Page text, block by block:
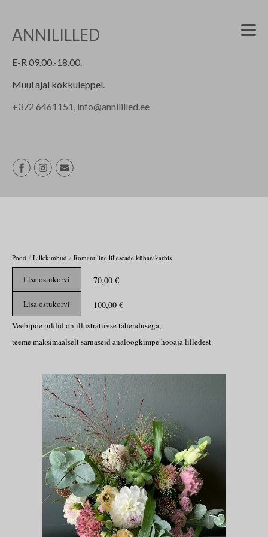
ANNILILLED
E-R 09.00.-18.00.
Muul ajal kokkuleppel.
+372 6461151, info@annililled.ee
Pood / Lillekimbud / Romantiline lilleseade kübarakarbis
Lisa ostukorvi 70,00 €
Lisa ostukorvi 100,00 €
Veebipoe pildid on illustratiivse tähendusega,
teeme maksimaalselt sarnaseid analoogkimpe hooaja lilledest.